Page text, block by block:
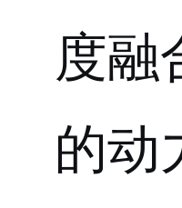
度融
的动